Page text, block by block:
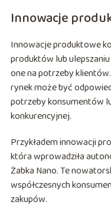
Innowacje
Innowacje produktowe
produktów lub
one na potrzeby
rynek może być
potrzeby konsumentów
konkurencyjnej.
Przykładem innowacji
która wprowadziła
Żabka Nano. Te
współczesnych
zakupów.